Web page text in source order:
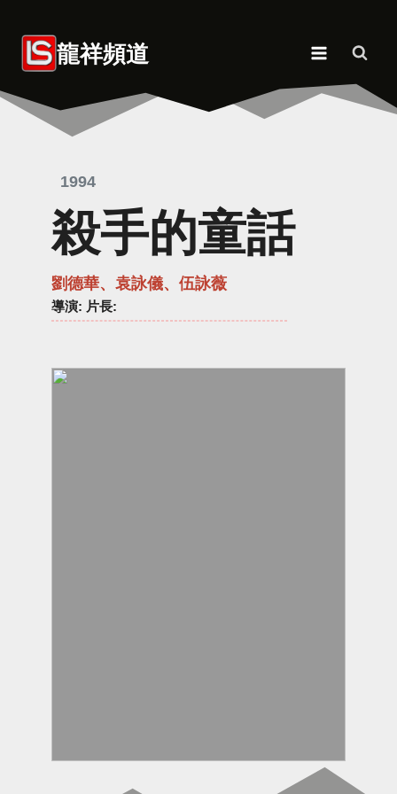
content 龍祥頻道
1994
殺手的童話
劉德華、袁詠儀、伍詠薇
導演: 片長: